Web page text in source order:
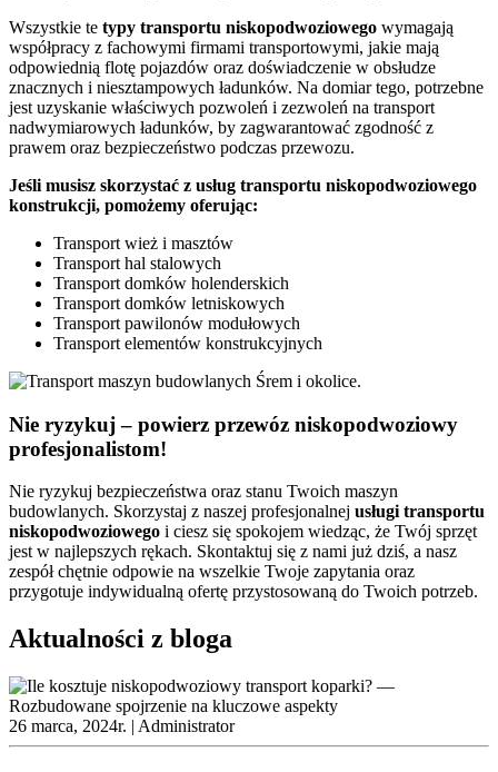
Wszystkie te typy transportu niskopodwoziowego wymagają
współpracy z fachowymi firmami transportowymi, jakie mają
odpowiednią flotę pojazdów oraz doświadczenie w obsłudze
znacznych i niesztampowych ładunków. Na domiar tego, potrzebne
jest uzyskanie właściwych pozwoleń i zezwoleń na transport
nadwymiarowych ładunków, by zagwarantować zgodność z
prawem oraz bezpieczeństwo podczas przewozu.
Jeśli musisz skorzystać z usług transportu niskopodwoziowego
konstrukcji, pomożemy oferując:
Transport wież i masztów
Transport hal stalowych
Transport domków holenderskich
Transport domków letniskowych
Transport pawilonów modułowych
Transport elementów konstrukcyjnych
Nie ryzykuj – powierz przewóz niskopodwoziowy
profesjonalistom!
Nie ryzykuj bezpieczeństwa oraz stanu Twoich maszyn
budowlanych. Skorzystaj z naszej profesjonalnej usługi transportu
niskopodwoziowego i ciesz się spokojem wiedząc, że Twój sprzęt
jest w najlepszych rękach. Skontaktuj się z nami już dziś, a nasz
zespół chętnie odpowie na wszelkie Twoje zapytania oraz
przygotuje indywidualną ofertę przystosowaną do Twoich potrzeb.
Aktualności z bloga
26 marca, 2024r. | Administrator